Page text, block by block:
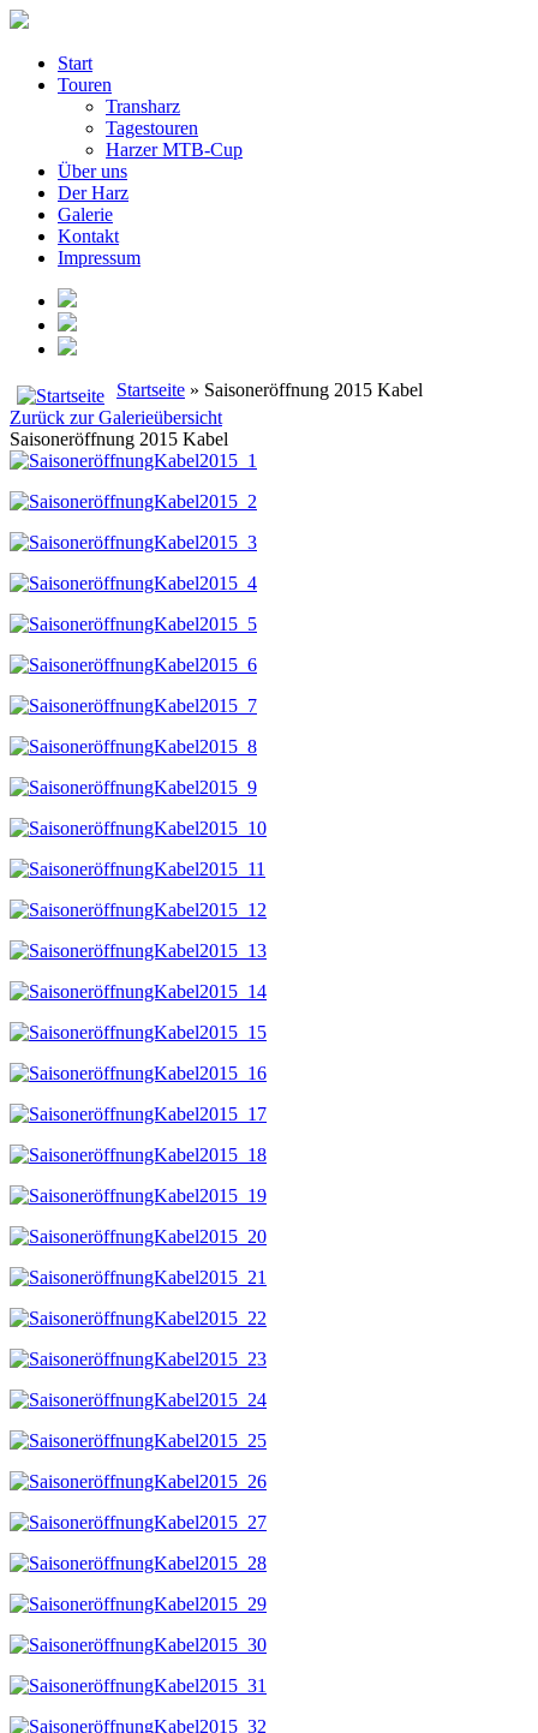
Start
Touren
Transharz
Tagestouren
Harzer MTB-Cup
Über uns
Der Harz
Galerie
Kontakt
Impressum
Startseite » Saisoneröffnung 2015 Kabel
Zurück zur Galerieübersicht
Saisoneröffnung 2015 Kabel